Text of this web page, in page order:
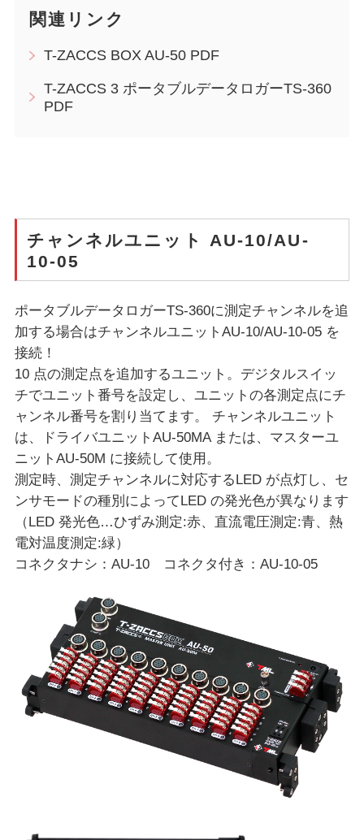
関連リンク
T-ZACCS BOX AU-50 PDF
T-ZACCS 3 ポータブルデータロガーTS-360
PDF
チャンネルユニット AU-10/AU-
10-05
ポータブルデータロガーTS-360に測定チャンネルを追
加する場合はチャンネルユニットAU-10/AU-10-05 を
接続！
10 点の測定点を追加するユニット。デジタルスイッ
チでユニット番号を設定し、ユニットの各測定点にチ
ャンネル番号を割り当てます。 チャンネルユニット
は、ドライバユニットAU-50MA または、マスターユ
ニットAU-50M に接続して使用。
測定時、測定チャンネルに対応するLED が点灯し、セ
ンサモードの種別によってLED の発光色が異なります
（LED 発光色…ひずみ測定:赤、直流電圧測定:青、熱
電対温度測定:緑）
コネクタナシ：AU-10 コネクタ付き：AU-10-05